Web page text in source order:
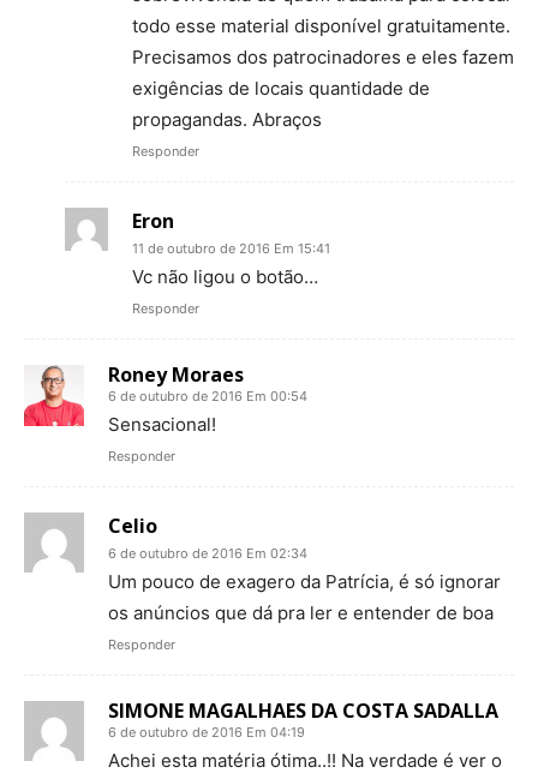
todo esse material disponível gratuitamente.
Precisamos dos patrocinadores e eles fazem
exigências de locais quantidade de
propagandas. Abraços
Responder
Eron
11 de outubro de 2016 Em 15:41
Vc não ligou o botão…
Responder
Roney Moraes
6 de outubro de 2016 Em 00:54
Sensacional!
Responder
Celio
6 de outubro de 2016 Em 02:34
Um pouco de exagero da Patrícia, é só ignorar
os anúncios que dá pra ler e entender de boa
Responder
SIMONE MAGALHAES DA COSTA SADALLA
6 de outubro de 2016 Em 04:19
Achei esta matéria ótima..!! Na verdade é ver o